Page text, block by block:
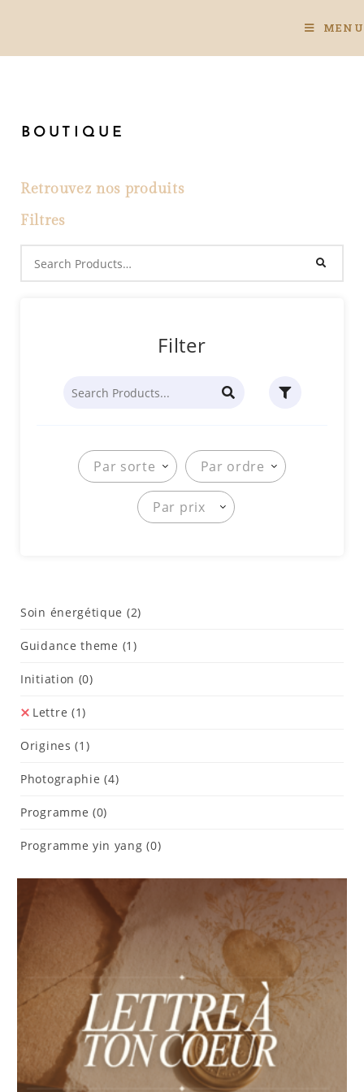
MENU
BOUTIQUE
Retrouvez nos produits
Filtres
Filter
Par sorte Par ordre
Par prix
Soin énergétique (2)
Guidance theme (1)
Initiation (0)
Lettre (1)
Origines(1)
Photographie(4)
Programme (0)
Programme yin yang(0)